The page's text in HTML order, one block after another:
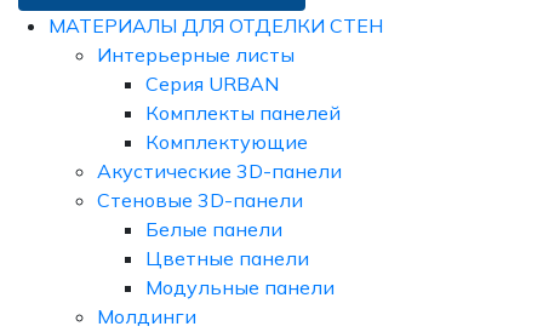
МАТЕРИАЛЫ ДЛЯ ОТДЕЛКИ СТЕН
Интерьерные листы
Серия URBAN
Комплекты панелей
Комплектующие
Акустические 3D-панели
Стеновые 3D-панели
Белые панели
Цветные панели
Модульные панели
Молдинги